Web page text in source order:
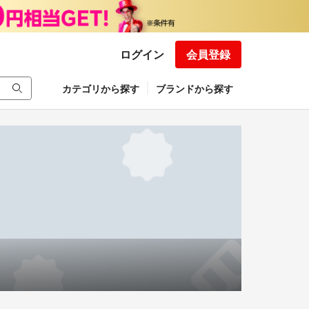
ログイン 会員登録
カテゴリから探す ブランドから探す